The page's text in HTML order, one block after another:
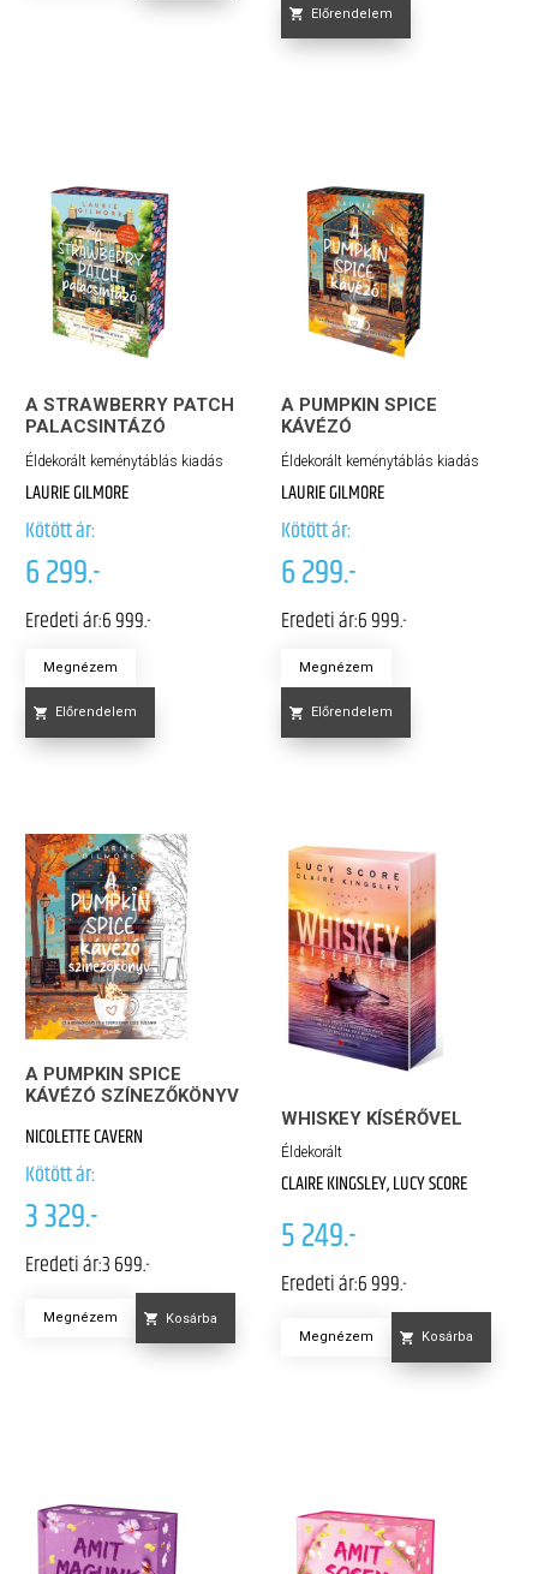
Előrendelem
A STRAWBERRY PATCH
PALACSINTÁZÓ
Éldekorált keménytáblás kiadás
LAURIE GILMORE
Kötött ár:
6 299.-
Eredeti ár:6 999.-
Megnézem
Előrendelem
A PUMPKIN SPICE
KÁVÉZÓ
Éldekorált keménytáblás kiadás
LAURIE GILMORE
Kötött ár:
6 299.-
Eredeti ár:6 999.-
Megnézem
Előrendelem
A PUMPKIN SPICE
KÁVÉZÓ SZÍNEZŐKÖNYV
NICOLETTE CAVERN
Kötött ár:
3 329.-
Eredeti ár:3 699.-
Megnézem Kosárba
WHISKEY KÍSÉRŐVEL
Éldekorált
CLAIRE KINGSLEY, LUCY SCORE
5 249.-
Eredeti ár:6 999.-
Megnézem Kosárba